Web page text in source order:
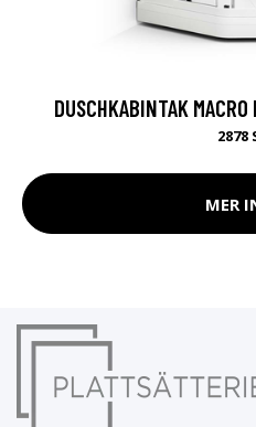
DUSCHKABINTAK
2878
MER